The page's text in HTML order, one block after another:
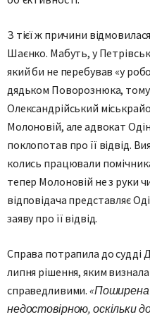
З тієї ж причини
Шаєнко. Мабуть, у
який би не перебував «у
дядьком Поворознюка, тому
Олександрійський
Молоновій, але адвокат
поклопотав про її відвід.
колись працювали
тепер Молоновій не з руки
відповідача представляє
заяву про її відвід.
Справа потрапила до судді
липня рішення, яким
справедливими. «Поширена
недостовірною, оскільки